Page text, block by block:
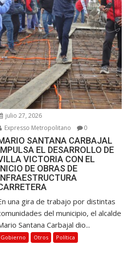
julio 27, 2026
Expresso Metropolitano
0
SANTANA CARBAJAL
EL DESARROLLO DE
VICTORIA CON EL
DE OBRAS DE
una gira de trabajo por distintas
del municipio, el alcalde
Santana Carbajal dio...
Gobierno Otros Política